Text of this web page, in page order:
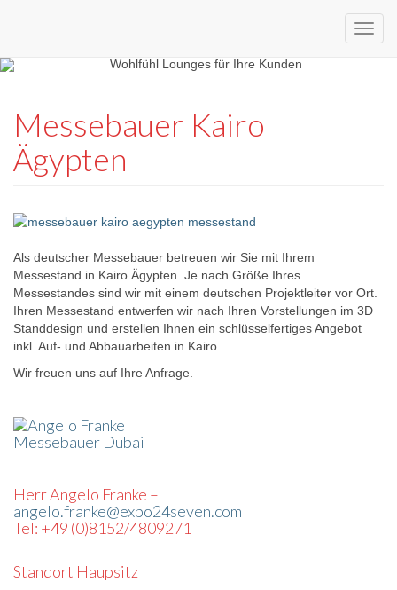
expo24seven
eventware
Messebauer Kairo
Ägypten
Als deutscher Messebauer betreuen wir Sie mit Ihrem
Messestand in Kairo Ägypten. Je nach Größe Ihres
Messestandes sind wir mit einem deutschen Projektleiter vor Ort.
Ihren Messestand entwerfen wir nach Ihren Vorstellungen im 3D
Standdesign und erstellen Ihnen ein schlüsselfertiges Angebot
inkl. Auf- und Abbauarbeiten in Kairo.
Wir freuen uns auf Ihre Anfrage.
Herr Angelo Franke –
angelo.franke@expo24seven.com
Tel: +49 (0)8152/4809271
Standort Haupsitz